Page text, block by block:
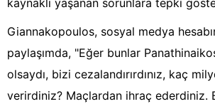
kaynaklı yaşanan sorunlara tepki
Giannakopoulos, sosyal medya
paylaşımda, "Eğer bunlar
olsaydı, bizi cezalandırırdınız, kaç
verirdiniz? Maçlardan ihraç ederdiniz.